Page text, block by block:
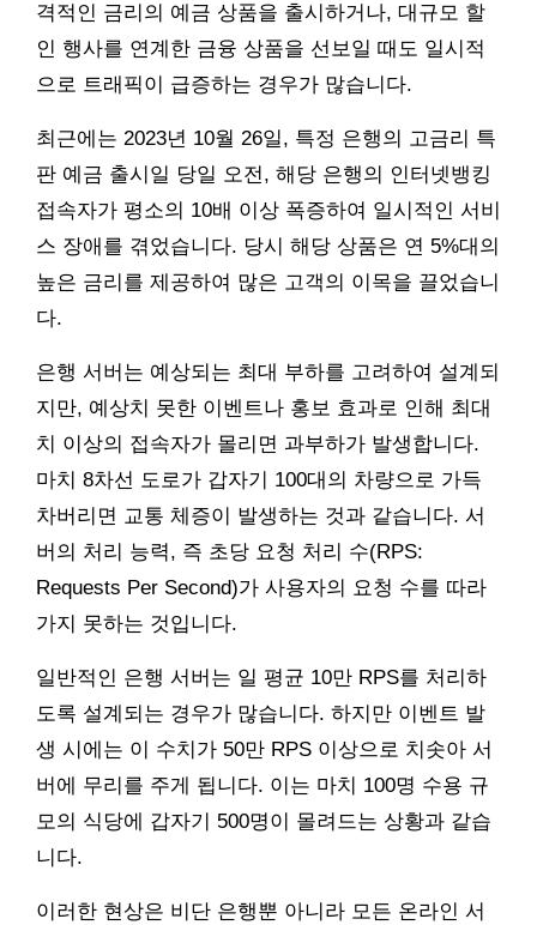
격적인 금리의 예금 상품을 출시하거나, 대규모 할
인 행사를 연계한 금융 상품을 선보일 때도 일시적
으로 트래픽이 급증하는 경우가 많습니다.
최근에는 2023년 10월 26일, 특정 은행의 고금리 특
판 예금 출시일 당일 오전, 해당 은행의 인터넷뱅킹
접속자가 평소의 10배 이상 폭증하여 일시적인 서비
스 장애를 겪었습니다. 당시 해당 상품은 연 5%대의
높은 금리를 제공하여 많은 고객의 이목을 끌었습니
다.
은행 서버는 예상되는 최대 부하를 고려하여 설계되
지만, 예상치 못한 이벤트나 홍보 효과로 인해 최대
치 이상의 접속자가 몰리면 과부하가 발생합니다.
마치 8차선 도로가 갑자기 100대의 차량으로 가득
차버리면 교통 체증이 발생하는 것과 같습니다. 서
버의 처리 능력, 즉 초당 요청 처리 수(RPS:
Requests Per Second)가 사용자의 요청 수를 따라
가지 못하는 것입니다.
일반적인 은행 서버는 일 평균 10만 RPS를 처리하
도록 설계되는 경우가 많습니다. 하지만 이벤트 발
생 시에는 이 수치가 50만 RPS 이상으로 치솟아 서
버에 무리를 주게 됩니다. 이는 마치 100명 수용 규
모의 식당에 갑자기 500명이 몰려드는 상황과 같습
니다.
이러한 현상은 비단 은행뿐 아니라 모든 온라인 서